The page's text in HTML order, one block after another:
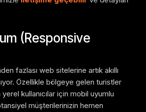
(Responsive
fazlası web sitelerine artık akıllı
Özellikle bölgeye gelen turistler
kullanıcılar için mobil uyumlu
müşterilerinizin hemen